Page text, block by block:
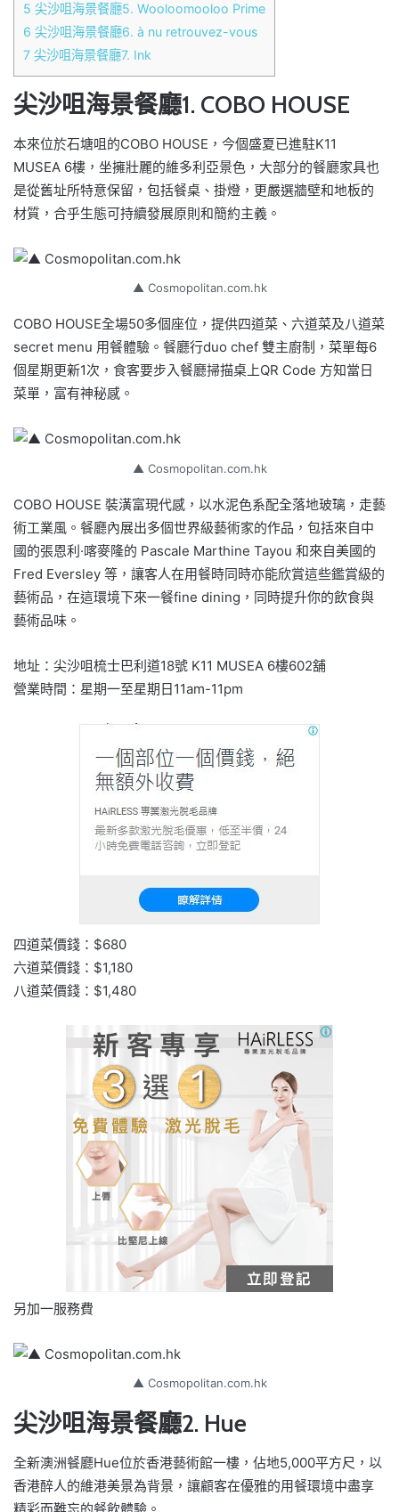
5 尖沙咀海景餐廳5. Wooloomooloo Prime
6 尖沙咀海景餐廳6. à nu retrouvez-vous
7 尖沙咀海景餐廳7. Ink
尖沙咀海景餐廳1. COBO HOUSE
本來位於石塘咀的COBO HOUSE，今個盛夏已進駐K11
MUSEA 6樓，坐擁壯麗的維多利亞景色，大部分的餐廳家具也
是從舊址所特意保留，包括餐桌、掛燈，更嚴選牆壁和地板的
材質，合乎生態可持續發展原則和簡約主義。
▲ Cosmopolitan.com.hk
COBO HOUSE全場50多個座位，提供四道菜、六道菜及八道菜
secret menu 用餐體驗。餐廳行duo chef 雙主廚制，菜單每6
個星期更新1次，食客要步入餐廳掃描桌上QR Code 方知當日
菜單，富有神秘感。
▲ Cosmopolitan.com.hk
COBO HOUSE 裝潢富現代感，以水泥色系配全落地玻璃，走藝
術工業風。餐廳內展出多個世界級藝術家的作品，包括來自中
國的張恩利·喀麥隆的 Pascale Marthine Tayou 和來自美國的
Fred Eversley 等，讓客人在用餐時同時亦能欣賞這些鑑賞級的
藝術品，在這環境下來一餐fine dining，同時提升你的飲食與
藝術品味。
地址：尖沙咀梳士巴利道18號 K11 MUSEA 6樓602舖
營業時間：星期一至星期日11am-11pm
四道菜價錢：$680
六道菜價錢：$1,180
八道菜價錢：$1,480
另加一服務費
▲ Cosmopolitan.com.hk
尖沙咀海景餐廳2. Hue
全新澳洲餐廳Hue位於香港藝術館一樓，佔地5,000平方尺，以
香港醉人的維港美景為背景，讓顧客在優雅的用餐環境中盡享